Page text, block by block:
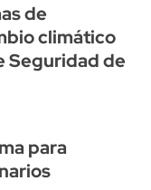
de
climático
Seguridad de
para